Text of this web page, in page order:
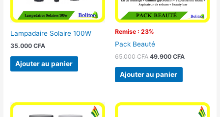
Lampadaire Solaire 100W
35.000CFA
Ajouter au panier
Remise : 23%
Pack Beauté
65.000CFA 49.900 CFA
Ajouter au panier